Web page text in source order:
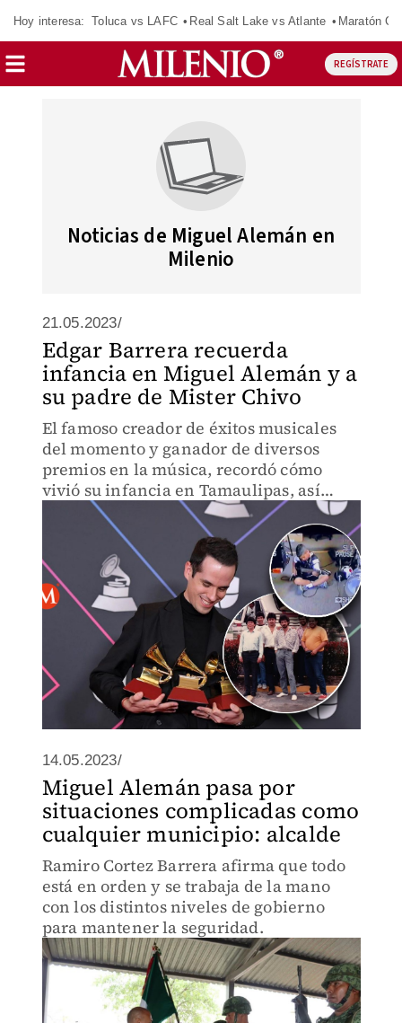
Hoy interesa: Toluca vs LAFC Real Salt Lake vs Atlante Maratón
REGÍSTRATE
Noticias de Miguel Alemán en
Milenio
21.05.2023/
Edgar Barrera recuerda
infancia en Miguel Alemán y a
su padre de Mister Chivo
El famoso creador de éxitos musicales
del momento y ganador de diversos
premios en la música, recordó cómo
vivió su infancia en Tamaulipas, así
como la herencia musical que obtuvo de
su padre.
14.05.2023/
Miguel Alemán pasa por
situaciones complicadas como
cualquier municipio: alcalde
Ramiro Cortez Barrera afirma que todo
está en orden y se trabaja de la mano
con los distintos niveles de gobierno
para mantener la seguridad.